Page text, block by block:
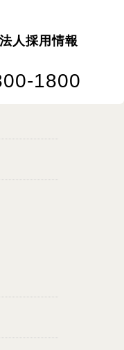
1800
法人採用情報